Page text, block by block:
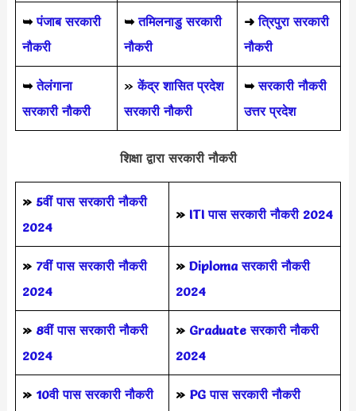
➥ पंजाब सरकारी
नौकरी
➥ तमिलनाडु सरकारी
नौकरी
➜ त्रिपुरा सरकारी
नौकरी
➥तेलंगाना
सरकारी नौकरी
»केंद्र शासित प्रदेश
सरकारी नौकरी
➥ सरकारी नौकरी
उत्तर प्रदेश
शिक्षा द्वारा सरकारी नौकरी
» 5वीं पास सरकारी नौकरी
2024
» ITI पास सरकारी नौकरी 2024
» 7वीं पास सरकारी नौकरी
2024
» Diploma सरकारी नौकरी
2024
» 8वीं पास सरकारी नौकरी
2024
» Graduate सरकारी नौकरी
2024
» 10वी पास सरकारी नौकरी
» PG पास सरकारी नौकरी